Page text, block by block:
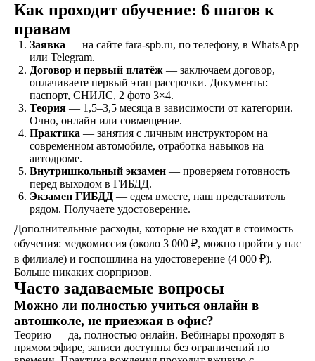
Как проходит обучение: 6 шагов к
правам
Заявка — на сайте fara-spb.ru, по телефону, в WhatsApp
или Telegram.
Договор и первый платёж — заключаем договор,
оплачиваете первый этап рассрочки. Документы:
паспорт, СНИЛС, 2 фото 3×4.
Теория — 1,5–3,5 месяца в зависимости от категории.
Очно, онлайн или совмещение.
Практика — занятия с личным инструктором на
современном автомобиле, отработка навыков на
автодроме.
Внутришкольный экзамен — проверяем готовность
перед выходом в ГИБДД.
Экзамен ГИБДД — едем вместе, наш представитель
рядом. Получаете удостоверение.
Дополнительные расходы, которые не входят в стоимость
обучения: медкомиссия (около 3 000 ₽, можно пройти у нас
в филиале) и госпошлина на удостоверение (4 000 ₽).
Больше никаких сюрпризов.
Часто задаваемые вопросы
Можно ли полностью учиться онлайн в
автошколе, не приезжая в офис?
Теорию — да, полностью онлайн. Вебинары проходят в
прямом эфире, записи доступны без ограничений по
не любишь звонки?
Просто напиши!
Написать в ВКонтакте